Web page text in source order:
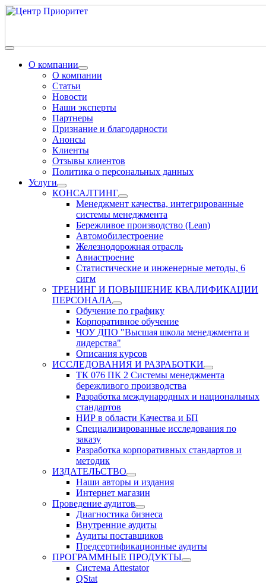
О компании
О компании
Статьи
Новости
Наши эксперты
Партнеры
Признание и благодарности
Анонсы
Клиенты
Отзывы клиентов
Политика о персональных данных
Услуги
КОНСАЛТИНГ
Менеджмент качества, интегрированные
системы менеджмента
Бережливое производство (Lean)
Автомобилестроение
Железнодорожная отрасль
Авиастроение
Статистические и инженерные методы, 6
сигм
ТРЕНИНГ И ПОВЫШЕНИЕ КВАЛИФИКАЦИИ
ПЕРСОНАЛА
Обучение по графику
Корпоративное обучение
ЧОУ ДПО "Высшая школа менеджмента и
лидерства"
Описания курсов
ИССЛЕДОВАНИЯ И РАЗРАБОТКИ
ТК 076 ПК 2 Системы менеджмента
бережливого производства
Разработка международных и национальных
стандартов
НИР в области Качества и БП
Специализированные исследования по
заказу
Разработка корпоративных стандартов и
методик
ИЗДАТЕЛЬСТВО
Наши авторы и издания
Интернет магазин
Проведение аудитов
Диагностика бизнеса
Внутренние аудиты
Аудиты поставщиков
Предсертификационные аудиты
ПРОГРАММНЫЕ ПРОДУКТЫ
Система Attestator
QStat